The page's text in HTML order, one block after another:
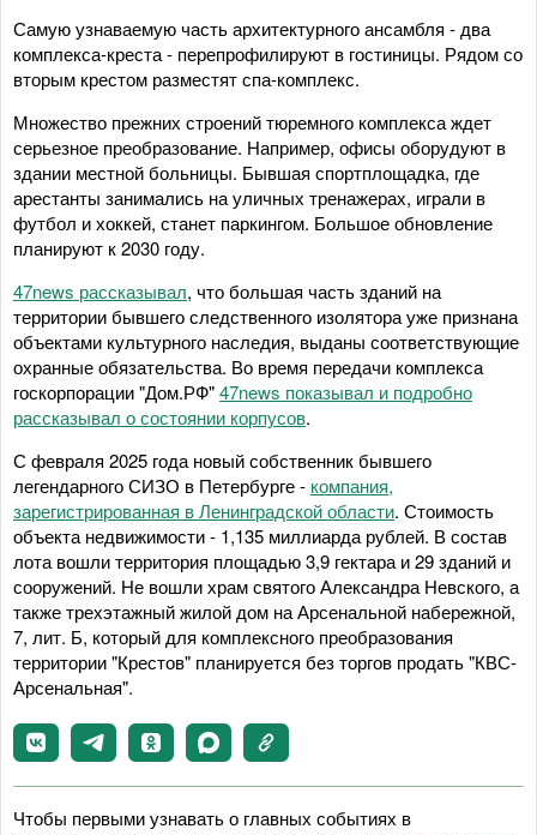
Самую узнаваемую часть архитектурного ансамбля - два
комплекса-креста - перепрофилируют в гостиницы. Рядом со
вторым крестом разместят спа-комплекс.
Множество прежних строений тюремного комплекса ждет
серьезное преобразование. Например, офисы оборудуют в
здании местной больницы. Бывшая спортплощадка, где
арестанты занимались на уличных тренажерах, играли в
футбол и хоккей, станет паркингом. Большое обновление
планируют к 2030 году.
47news рассказывал, что большая часть зданий на
территории бывшего следственного изолятора уже признана
объектами культурного наследия, выданы соответствующие
охранные обязательства. Во время передачи комплекса
госкорпорации "Дом.РФ"47news показывал и подробно
рассказывал о состоянии корпусов.
С февраля 2025 года новый собственник бывшего
легендарного СИЗО в Петербурге - компания,
зарегистрированная в Ленинградской области. Стоимость
объекта недвижимости - 1,135 миллиарда рублей. В состав
лота вошли территория площадью 3,9 гектара и 29 зданий и
сооружений. Не вошли храм святого Александра Невского, а
также трехэтажный жилой дом на Арсенальной набережной,
7, лит. Б, который для комплексного преобразования
территории "Крестов" планируется без торгов продать "КВС-
Арсенальная".
Чтобы первыми узнавать о главных событиях в